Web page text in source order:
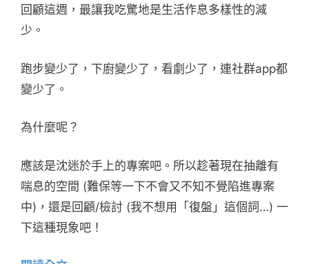
回顧這週，最讓我吃驚地是生活作息多樣性的減
少。
跑步變少了，下廚變少了，看劇少了，連社群app都
變少了。
為什麼呢？
應該是沈迷於手上的專案吧。所以趁著現在抽離有
喘息的空間 (難保等一下不會又不知不覺陷進專案
中)，還是回顧/檢討 (我不想用「復盤」這個詞…) 一
下這種現象吧！